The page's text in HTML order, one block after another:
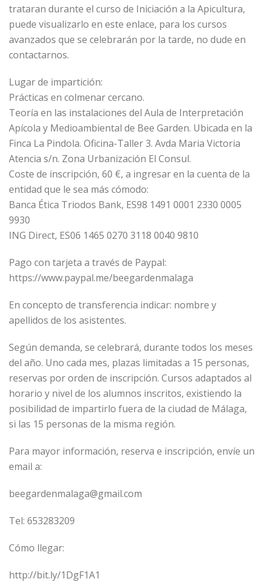
trataran durante el curso de Iniciación a la Apicultura,
puede visualizarlo en este enlace, para los cursos
avanzados que se celebrarán por la tarde, no dude en
contactarnos.
Lugar de impartición:
Prácticas en colmenar cercano.
Teoría en las instalaciones del Aula de Interpretación
Apícola y Medioambiental de Bee Garden. Ubicada en la
Finca La Pindola. Oficina-Taller 3. Avda Maria Victoria
Atencia s/n. Zona Urbanización El Consul.
Coste de inscripción, 60 €, a ingresar en la cuenta de la
entidad que le sea más cómodo:
Banca Ética Triodos Bank, ES98 1491 0001 2330 0005
9930
ING Direct, ES06 1465 0270 3118 0040 9810
Pago con tarjeta a través de Paypal:
https://www.paypal.me/beegardenmalaga
En concepto de transferencia indicar: nombre y
apellidos de los asistentes.
Según demanda, se celebrará, durante todos los meses
del año. Uno cada mes, plazas limitadas a 15 personas,
reservas por orden de inscripción. Cursos adaptados al
horario y nivel de los alumnos inscritos, existiendo la
posibilidad de impartirlo fuera de la ciudad de Málaga,
si las 15 personas de la misma región.
Para mayor información, reserva e inscripción, envíe un
email a:
beegardenmalaga@gmail.com
Tel: 653283209
Cómo llegar:
http://bit.ly/1DgF1A1